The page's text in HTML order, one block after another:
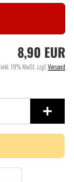
8,90 EUR
inkl. 19% MwSt. zzgl. Versand